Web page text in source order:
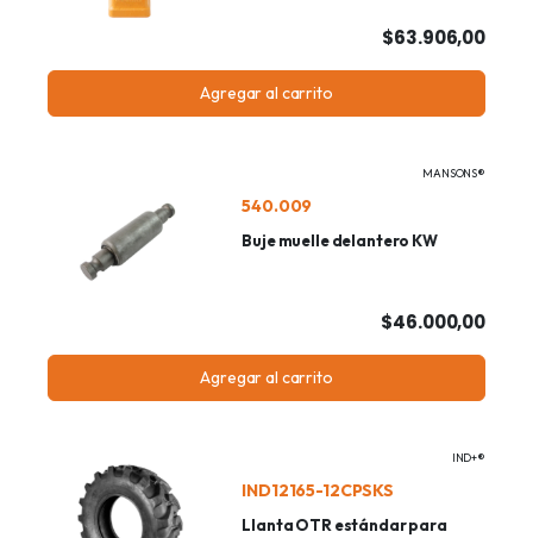
$63.906,00
Agregar al carrito
MANSONS®
540.009
Buje muelle delantero KW
$46.000,00
Agregar al carrito
IND+®
IND12165-12CPSKS
Llanta OTR estándar para